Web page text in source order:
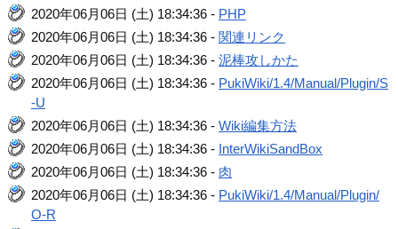
2020年06月06日 (土) 18:34:36 - PHP
2020年06月06日 (土) 18:34:36 - 関連リンク
2020年06月06日 (土) 18:34:36 -泥棒攻しかた
2020年06月06日 (土) 18:34:36 - PukiWiki/1.4/Manual/Plugin/S
-U
2020年06月06日 (土) 18:34:36 -Wiki編集方法
2020年06月06日 (土) 18:34:36 - InterWikiSandBox
2020年06月06日 (土) 18:34:36 - 肉
2020年06月06日 (土) 18:34:36 - PukiWiki/1.4/Manual/Plugin/
O-R